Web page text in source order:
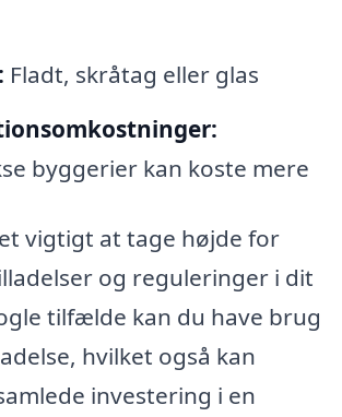
Fladt, skråtag eller glas
byggerier kan koste mere
vigtigt at tage højde for
og reguleringer i dit
tilfælde kan du have brug
hvilket også kan
investering i en